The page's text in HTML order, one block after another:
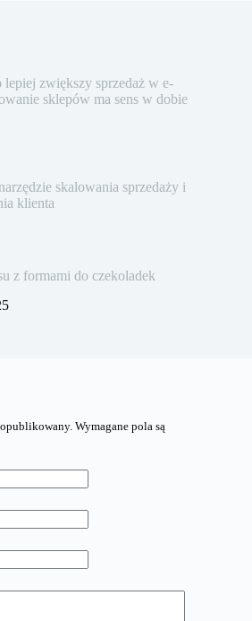
zwiększy sprzedaż w e-
sklepów ma sens w dobie
skalowania sprzedaży i
klienta
z formami do czekoladek
Wymagane pola są